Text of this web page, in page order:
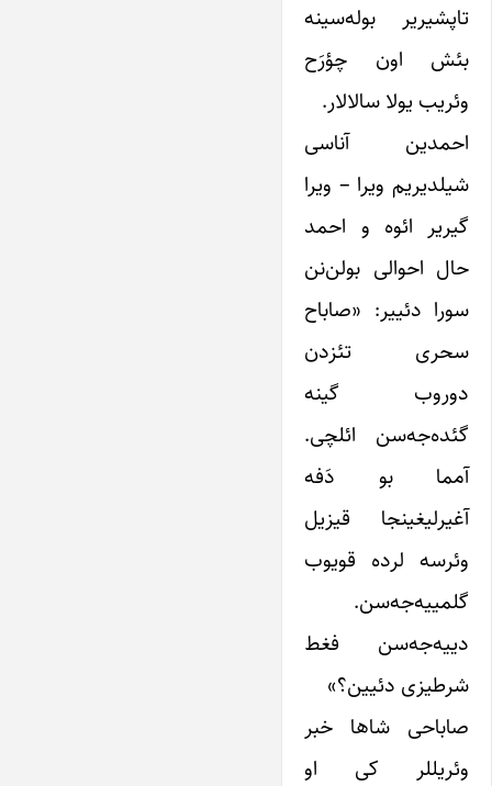
تاپشیریر بوله‌سینه
بئش اون چؤرَح
وئریب یولا سالالار.
احمدین آناسی
شیلدیریم ویرا – ویرا
گیریر ائوه و احمد
حال احوالی بولن‌نن
سورا دئییر: «صاباح
سحری تئزدن
دوروب گینه
گئده‌جه‌سن ائلچی.
آمما بو دَفه
آغیرلیغینجا قیزیل
وئرسه لرده قویوب
گلمییه‌جه‌سن.
‌دییه‌جه‌سن فغط
شرطیزی دئیین؟»
صاباحی شاها خبر
وئریللر کی او